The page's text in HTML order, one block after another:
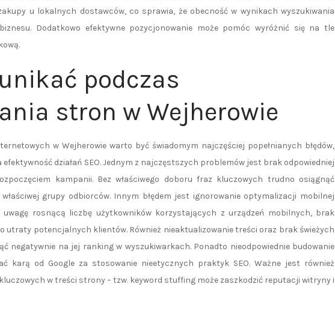
u lokalnych dostawców, co sprawia, że obecność w wynikach wyszukiwania
Dodatkowo efektywne pozycjonowanie może pomóc wyróżnić się na tle
podczas
stron w Wejherowie
w Wejherowie warto być świadomym najczęściej popełnianych błędów,
działań SEO. Jednym z najczęstszych problemów jest brak odpowiedniej
kampanii. Bez właściwego doboru fraz kluczowych trudno osiągnąć
grupy odbiorców. Innym błędem jest ignorowanie optymalizacji mobilnej
rosnącą liczbę użytkowników korzystających z urządzeń mobilnych, brak
utraty potencjalnych klientów. Również nieaktualizowanie treści oraz brak świeżych
negatywnie na jej ranking w wyszukiwarkach. Ponadto nieodpowiednie budowanie
karą od Google za stosowanie nieetycznych praktyk SEO. Ważne jest również
w treści strony – tzw. keyword stuffing może zaszkodzić reputacji witryny i